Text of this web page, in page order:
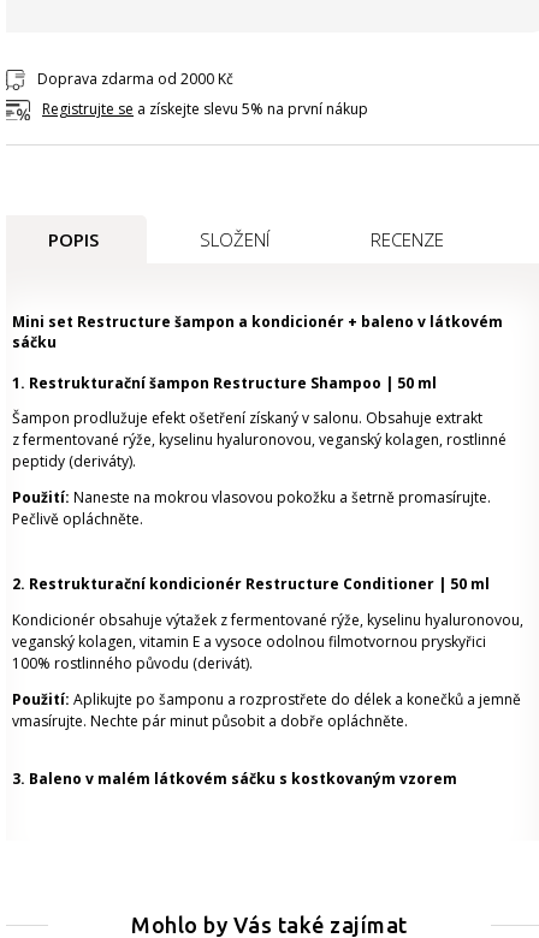
Doprava zdarma od 2000 Kč
Registrujte se a získejte slevu 5% na první nákup
POPIS SLOŽENÍ RECENZE
Mini set Restructure šampon a kondicionér + baleno v látkovém
sáčku
1. Restrukturační šampon Restructure Shampoo | 50 ml
Šampon prodlužuje efekt ošetření získaný v salonu. Obsahuje extrakt
z fermentované rýže, kyselinu hyaluronovou, veganský kolagen, rostlinné
peptidy (deriváty).
Použití: Naneste na mokrou vlasovou pokožku a šetrně promasírujte.
Pečlivě opláchněte.
2. Restrukturační kondicionér Restructure Conditioner | 50 ml
Kondicionér obsahuje výtažek z fermentované rýže, kyselinu hyaluronovou,
veganský kolagen, vitamin E a vysoce odolnou filmotvornou pryskyřici
100% rostlinného původu (derivát).
Použití: Aplikujte po šamponu a rozprostřete do délek a konečků a jemně
vmasírujte. Nechte pár minut působit a dobře opláchněte.
3. Baleno v malém látkovém sáčku s kostkovaným vzorem
Mohlo by Vás také zajímat